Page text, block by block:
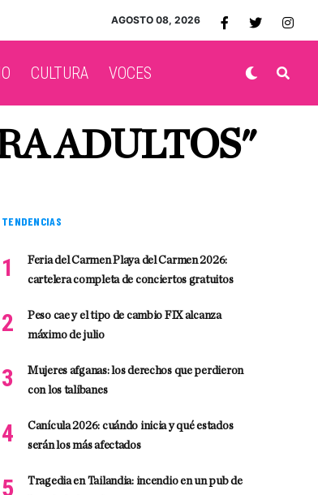
AGOSTO 08, 2026
CULTURA VOCES
ADULTOS"
TENDENCIAS
Feria del Carmen Playa del Carmen 2026:
cartelera completa de conciertos gratuitos
Peso cae y el tipo de cambio FIX alcanza
máximo de julio
Mujeres afganas: los derechos que perdieron
con los talibanes
Canícula 2026: cuándo inicia y qué estados
serán los más afectados
Tragedia en Tailandia: incendio en un pub de